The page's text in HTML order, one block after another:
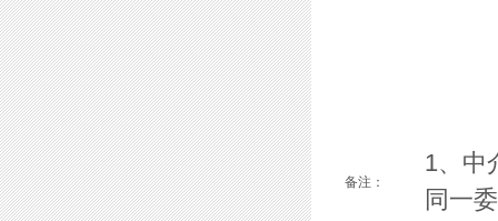
备注：
1、中
同